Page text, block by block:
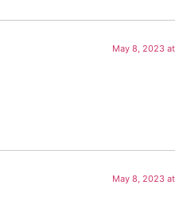
May 8, 2023 at
May 8, 2023 at